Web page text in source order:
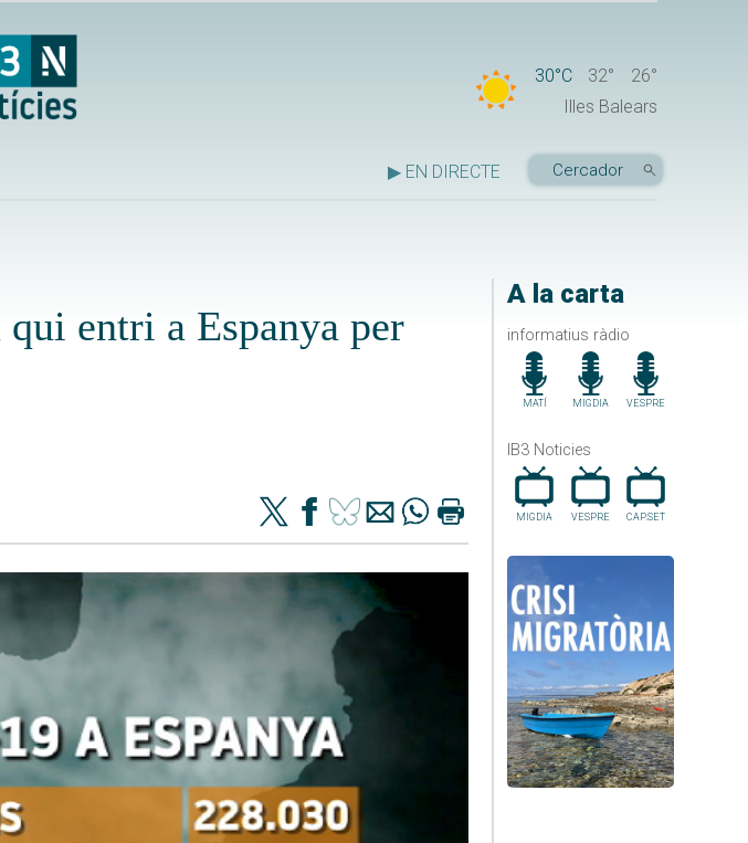
30°C 32°
26°
Illes Balears
▶ EN DIRECTE
A la carta
informatius ràdio
MATÍ MIGDIA VESPRE
IB3 Noticies
MIGDIA VESPRE CAP.SET
entri a Espanya per